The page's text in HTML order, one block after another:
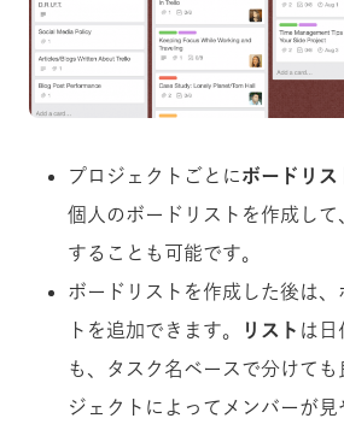
プロジェクトごとにボードリス
個人のボードリストを作成し
することも可能です。
ボードリストを作成した後は、
トを追加できます。
リスト は日
も、タスク名ベースで分けても
ジェクトによってメンバーが見